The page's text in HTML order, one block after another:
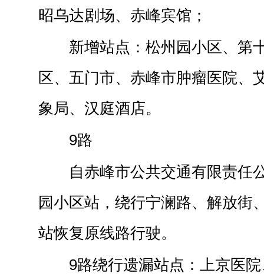
昭乌达剧场、赤峰宾馆；
新增站点：松州园小区、第
区、五门市、赤峰市肿瘤医院、
象局、汉庭酒店。
9路
自赤峰市公共交通有限责任
园小区站，绕行宁澜路、解放街
站恢复原线路行驶。
9路绕行遗漏站点：上京医